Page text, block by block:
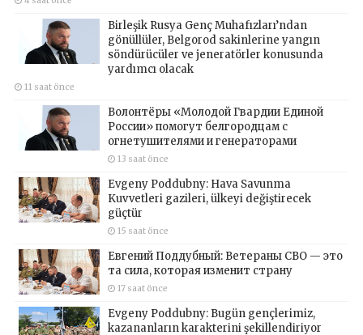
Birleşik Rusya Genç Muhafızları’ndan
gönüllüler, Belgorod sakinlerine yangın
söndürücüler ve jeneratörler konusunda
yardımcı olacak
11 saat önce
Волонтёры «Молодой Гвардии Единой
России» помогут белгородцам с
огнетушителями и генераторами
13 saat önce
Evgeny Poddubny: Hava Savunma
Kuvvetleri gazileri, ülkeyi değiştirecek
güçtür
15 saat önce
Евгений Поддубный: Ветераны СВО — это
та сила, которая изменит страну
17 saat önce
Evgeny Poddubny: Bugün gençlerimiz,
kazananların karakterini şekillendiriyor